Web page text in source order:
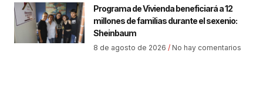
Programa de Vivienda beneficiará a 12
millones de familias durante el sexenio:
Sheinbaum
8 de agosto de 2026 No hay comentarios